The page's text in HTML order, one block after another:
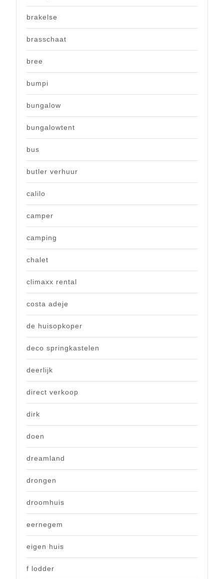
brakelse
brasschaat
bree
bumpi
bungalow
bungalowtent
bus
butler verhuur
calilo
camper
camping
chalet
climaxx rental
costa adeje
de huisopkoper
deco springkastelen
deerlijk
direct verkoop
dirk
doen
dreamland
drongen
droomhuis
eernegem
eigen huis
f lodder